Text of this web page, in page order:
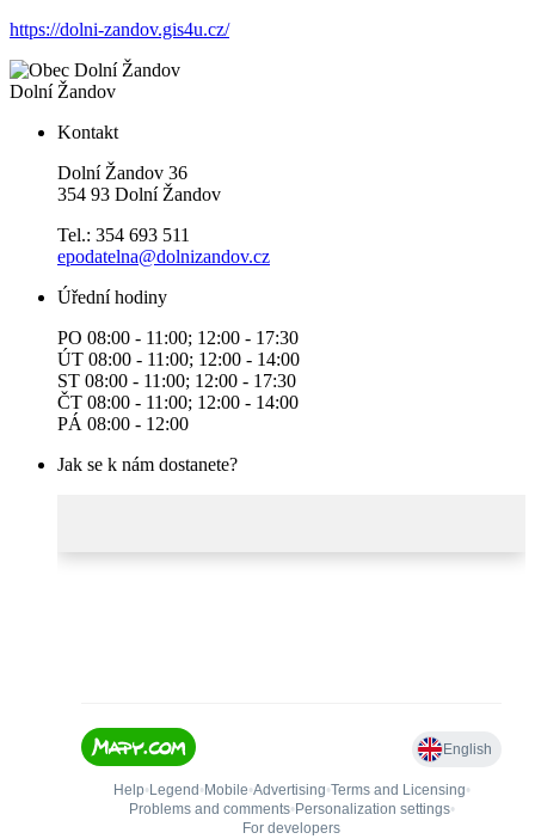
https://dolni-zandov.gis4u.cz/
Dolní Žandov
Kontakt
Dolní Žandov 36
354 93 Dolní Žandov
Tel.: 354 693 511
epodatelna@dolnizandov.cz
Úřední hodiny
PO 08:00 - 11:00; 12:00 - 17:30
ÚT 08:00 - 11:00; 12:00 - 14:00
ST 08:00 - 11:00; 12:00 - 17:30
ČT 08:00 - 11:00; 12:00 - 14:00
PÁ 08:00 - 12:00
Jak se k nám dostanete?